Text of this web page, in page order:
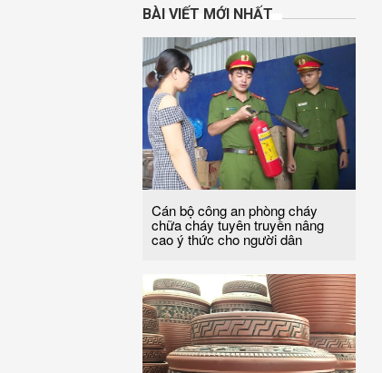
BÀI VIẾT MỚI NHẤT
Cán bộ công an phòng cháy
chữa cháy tuyên truyền nâng
cao ý thức cho người dân